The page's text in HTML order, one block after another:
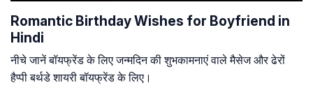
Romantic Birthday Wishes for Boyfriend in
Hindi
नीचे जानें बॉयफ्रेंड के लिए जन्मदिन की शुभकामनाएं वाले मैसेज और ढेरों
हैप्पी बर्थडे शायरी बॉयफ्रेंड के लिए।